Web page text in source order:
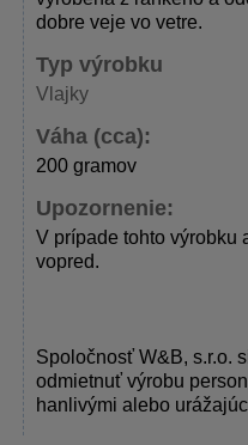
dobre veje vo vetre.
Typ výrobku
Vlajky
Váha (cca):
200 gramov
Upozornenie:
V prípade tohto výrobku
vopred.
Spoločnosť W&B, s.r.o.
odmietnuť výrobu
hanlivými alebo